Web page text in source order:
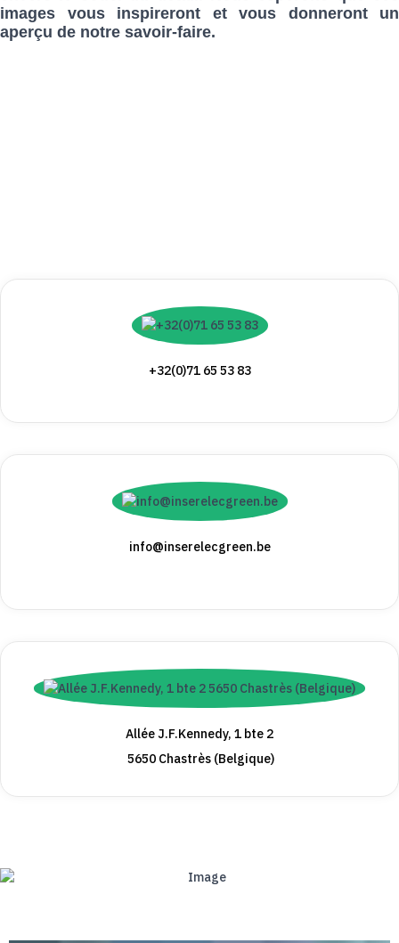
images vous inspireront et vous donneront un
aperçu de notre savoir-faire.
+32(0)71 65 53 83
info@inserelecgreen.be
Allée J.F.Kennedy, 1 bte 2
5650 Chastrès (Belgique)